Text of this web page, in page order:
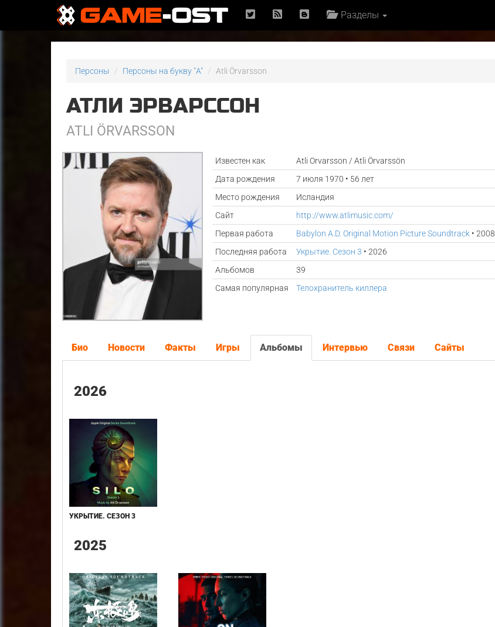
Разделы
Персоны Персоны на букву "A" Atli Örvarsson
АТЛИ ЭРВАРССОН
ATLI ÖRVARSSON
Известен как
Atli Orvarsson / Atli Örvarssön
Дата рождения
7 июля 1970 • 56 лет
Место рождения
Исландия
Сайт
http://www.atlimusic.com/
Первая работа
Babylon A.D. Original Motion Picture Soundtrack• 2008
Последняя работа
Укрытие. Сезон 3 • 2026
Альбомов
39
Самая популярная
Телохранитель киллера
Био Новости Факты Игры Альбомы Интервью Связи Сайты
2026
УКРЫТИЕ. СЕЗОН 3
2025